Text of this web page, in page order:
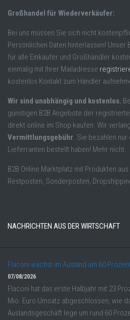
Großhandel für Wiederverkäufer:
Bei uns müssen Sie sich nicht
Persönlichen Daten hinterlassen! Unser
für alle Einkäufer und Großhändler
einmalig mit Ihrer Mailadresse
kostenlos Kontakt zum Händler
Wir sind unabhängig und kostenlos.
günstigen B2B Angebote der
direkt online im Shop kaufen. Wir
Vermittlungsgebühr. Sie bezahlen
Lieferranten bestellt haben! Mehr nicht.
B2B Online Marktplatz mit Produkten
Restposten, Sonderposten,
NACHRICHTEN AUS DER WIRTSCHAFT
Flaconi wächst im Ausland um 60
07/08/2026
Flaconi hat das erste Halbjahr mit 23
Mio. Euro Umsatz abgeschlossen, wie
Auslandsgeschäft lege um rund 60